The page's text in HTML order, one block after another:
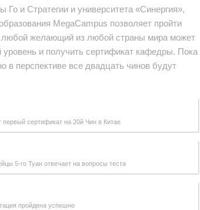
и Стратегии и университета «Синергия»,
MegaCampus позволяет пройти
любой желающий из любой страны мира может
уровень и получить сертификат кафедры. Пока
в перспективе все двадцать чинов будут
первый сертификат на 20й Чин в Китае
5-го Туан отвечает на вопросы теста
пройдена успешно